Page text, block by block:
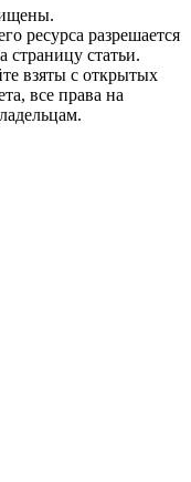
ресурса разрешается
страницу статьи.
взяты с открытых
все права на